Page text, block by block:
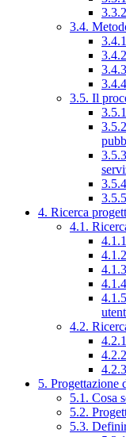
3.4.
3.5. Il
4. Ricerca
4.1.
4.2.
5. Progettazione
5.1. Cosa
5.2.
5.3.